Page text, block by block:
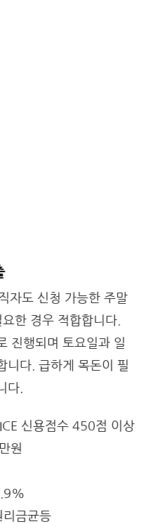
자도 신청 가능한 주말
한 경우 적합합니다.
진행되며 토요일과 일
니다. 급하게 목돈이 필
다.
신용점수 450점 이상
원
리금균등